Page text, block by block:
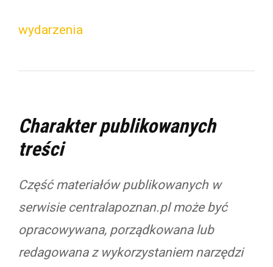
wydarzenia
Charakter publikowanych
treści
Część materiałów publikowanych w
serwisie centralapoznan.pl może być
opracowywana, porządkowana lub
redagowana z wykorzystaniem narzędzi